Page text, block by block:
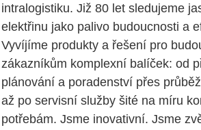
intralogistiku. Již 80 let sledujeme
elektřinu jako palivo budoucnosti a
Vyvíjíme produkty a řešení pro
zákazníkům komplexní balíček: od
plánování a poradenství přes
až po servisní služby šité na míru
potřebám. Jsme inovativní. Jsme